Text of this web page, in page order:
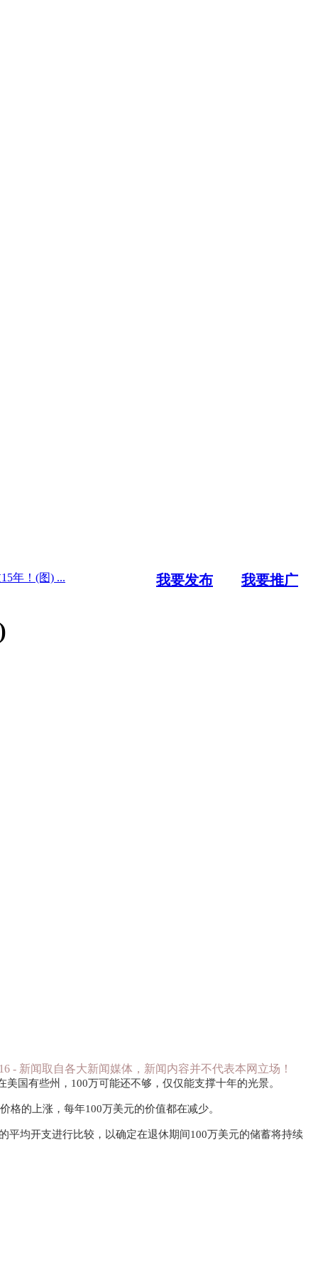
我要发布 我要推广
年！(图) ...
- 新闻取自各大新闻媒体，新闻内容并不代表本网立场！
国有些州，100万可能还不够，仅仅能支撑十年的光景。
格的上涨，每年100万美元的价值都在减少。
平均开支进行比较，以确定在退休期间100万美元的储蓄将持续